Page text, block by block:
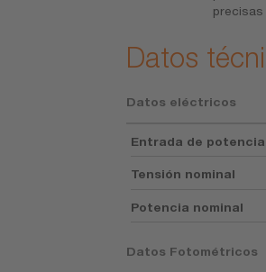
precisas
Datos
Datos eléctricos
Entrada de potencia
Tensión nominal
Potencia nominal
Datos Fotométricos